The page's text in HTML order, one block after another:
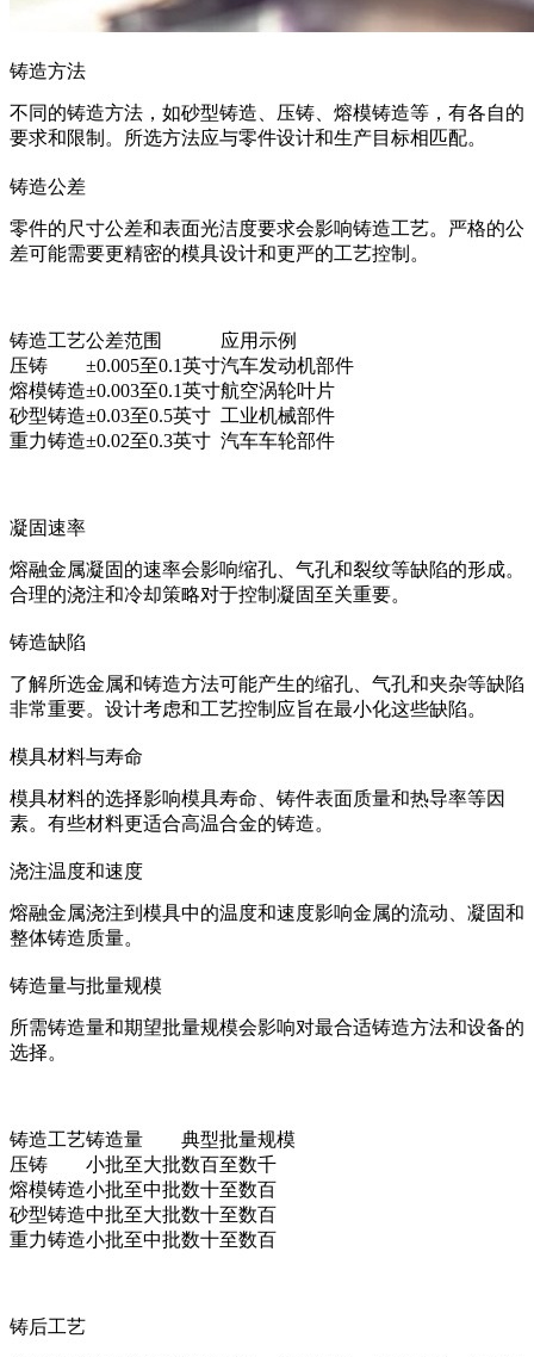
铸造方法
不同的铸造方法，如砂型铸造、压铸、熔模铸造等，有各自的
要求和限制。所选方法应与零件设计和生产目标相匹配。
铸造公差
零件的尺寸公差和表面光洁度要求会影响铸造工艺。严格的公
差可能需要更精密的模具设计和更严的工艺控制。
铸造工艺公差范围
应用示例
压铸
±0.005至0.1英寸汽车发动机部件
熔模铸造±0.003至0.1英寸航空涡轮叶片
砂型铸造±0.03至0.5英寸 工业机械部件
重力铸造±0.02至0.3英寸 汽车车轮部件
凝固速率
熔融金属凝固的速率会影响缩孔、气孔和裂纹等缺陷的形成。
合理的浇注和冷却策略对于控制凝固至关重要。
铸造缺陷
了解所选金属和铸造方法可能产生的缩孔、气孔和夹杂等缺陷
非常重要。设计考虑和工艺控制应旨在最小化这些缺陷。
模具材料与寿命
模具材料的选择影响模具寿命、铸件表面质量和热导率等因
素。有些材料更适合高温合金的铸造。
浇注温度和速度
熔融金属浇注到模具中的温度和速度影响金属的流动、凝固和
整体铸造质量。
铸造量与批量规模
所需铸造量和期望批量规模会影响对最合适铸造方法和设备的
选择。
铸造工艺铸造量
典型批量规模
压铸
小批至大批数百至数千
熔模铸造小批至中批数十至数百
砂型铸造中批至大批数十至数百
重力铸造小批至中批数十至数百
铸后工艺